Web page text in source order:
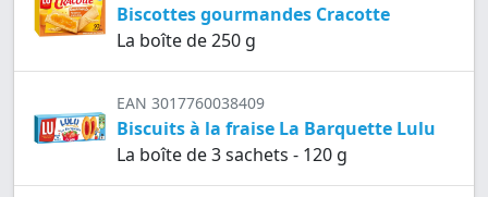
Biscottes gourmandes Cracotte
La boîte de 250 g
EAN 3017760038409
Biscuits à la fraise La Barquette Lulu
La boîte de 3 sachets - 120 g